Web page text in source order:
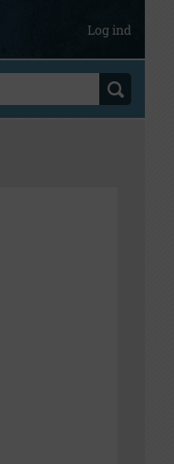
Log ind